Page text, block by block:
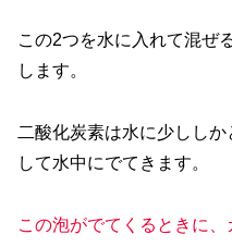
この2つを水に入れて混ぜ
します。
二酸化炭素は水に少しし
して水中にでてきます。
この泡がでてくるときに